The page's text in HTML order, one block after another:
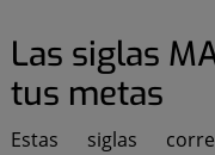
Las siglas
tus metas
Estas siglas